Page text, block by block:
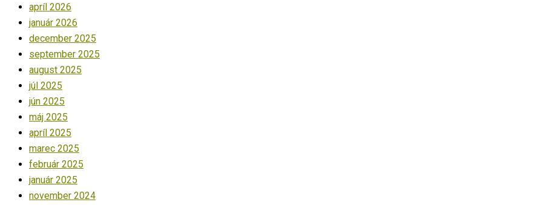
apríl 2026
január 2026
december 2025
september 2025
august 2025
júl 2025
jún 2025
máj 2025
apríl 2025
marec 2025
február 2025
január 2025
november 2024